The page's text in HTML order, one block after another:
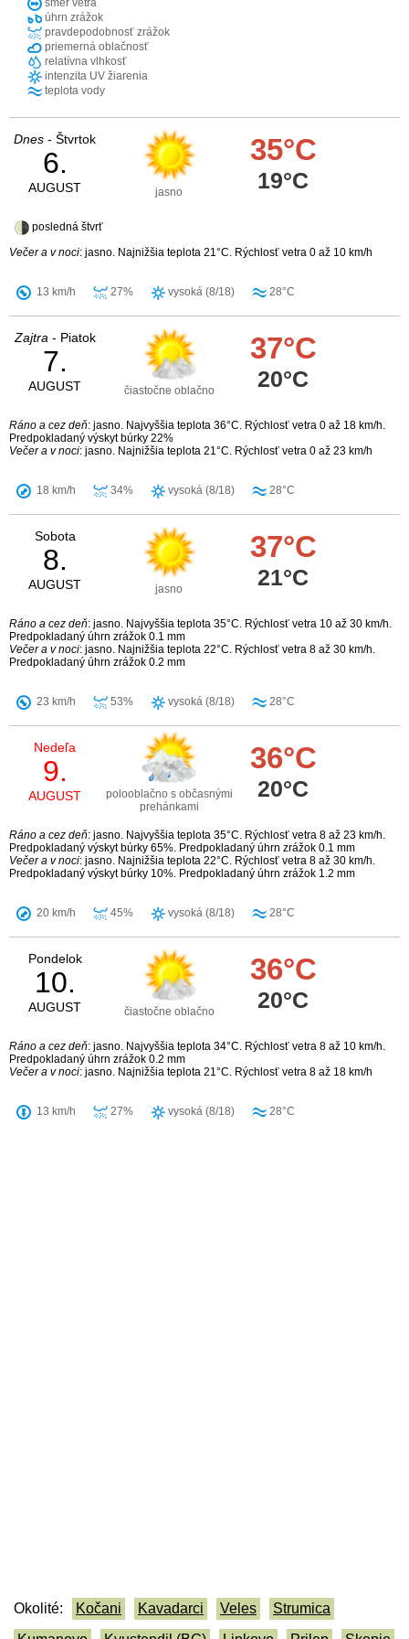
smer vetra
úhrn zrážok
pravdepodobnosť zrážok
priemerná oblačnosť
relatívna vlhkosť
intenzita UV žiarenia
teplota vody
Dnes - Štvrtok
6.
AUGUST jasno
35°C
19°C
posledná štvrť
Večer a v noci: jasno. Najnižšia teplota 21°C. Rýchlosť vetra 0 až 10 km/h
13 km/h 27% vysoká (8/18) 28°C
Zajtra - Piatok
7.
AUGUST čiastočne oblačno
37°C
20°C
Ráno a cez deň: jasno. Najvyššia teplota 36°C. Rýchlosť vetra 0 až 18 km/h.
Predpokladaný výskyt búrky 22%
Večer a v noci: jasno. Najnižšia teplota 21°C. Rýchlosť vetra 0 až 23 km/h
18 km/h 34% vysoká (8/18) 28°C
Sobota
8.
AUGUST jasno
37°C
21°C
Ráno a cez deň: jasno. Najvyššia teplota 35°C. Rýchlosť vetra 10 až 30 km/h.
Predpokladaný úhrn zrážok 0.1 mm
Večer a v noci: jasno. Najnižšia teplota 22°C. Rýchlosť vetra 8 až 30 km/h.
Predpokladaný úhrn zrážok 0.2 mm
23 km/h 53% vysoká (8/18) 28°C
Nedeľa
9.
AUGUST
polooblačno s občasnými
prehánkami
36°C
20°C
Ráno a cez deň: jasno. Najvyššia teplota 35°C. Rýchlosť vetra 8 až 23 km/h.
Predpokladaný výskyt búrky 65%. Predpokladaný úhrn zrážok 0.1 mm
Večer a v noci: jasno. Najnižšia teplota 22°C. Rýchlosť vetra 8 až 30 km/h.
Predpokladaný výskyt búrky 10%. Predpokladaný úhrn zrážok 1.2 mm
20 km/h 45% vysoká (8/18) 28°C
Pondelok
10.
AUGUST čiastočne oblačno
36°C
20°C
Ráno a cez deň: jasno. Najvyššia teplota 34°C. Rýchlosť vetra 8 až 10 km/h.
Predpokladaný úhrn zrážok 0.2 mm
Večer a v noci: jasno. Najnižšia teplota 21°C. Rýchlosť vetra 8 až 18 km/h
13 km/h 27% vysoká (8/18) 28°C
Okolité: Kočani Kavadarci Veles
Strumica